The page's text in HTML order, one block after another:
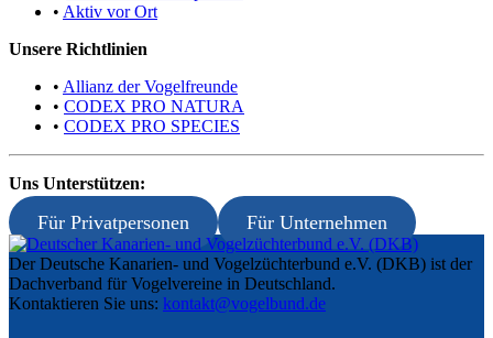
• Aktiv vor Ort
Unsere Richtlinien
• Allianz der Vogelfreunde
• CODEX PRO NATURA
• CODEX PRO SPECIES
Uns Unterstützen:
Für Privatpersonen Für Unternehmen
Der Deutsche Kanarien- und Vogelzüchterbund e.V. (DKB) ist der
Dachverband für Vogelvereine in Deutschland.
Kontaktieren Sie uns: kontakt@vogelbund.de